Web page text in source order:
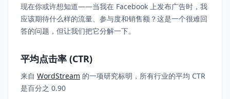
现在你或许想知道——当我在 Facebook 上发布广告时，我
应该期待什么样的流量、参与度和销售额？这是一个很难回
答的问题，但让我们把它分解一下。
平均点击率 (CTR)
来自 WordStream 的一项研究标明，所有行业的平均 CTR
是百分之 0.90